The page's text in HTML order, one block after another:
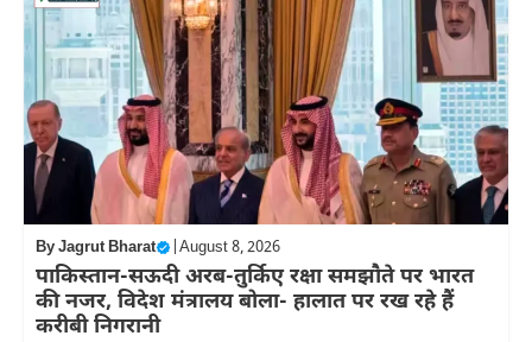
ByJagrut Bharat August 8, 2026
पाकिस्तान-सऊदी अरब-तुर्किए रक्षा समझौते पर भारत
की नजर, विदेश मंत्रालय बोला- हालात पर रख रहे हैं
करीबी निगरानी